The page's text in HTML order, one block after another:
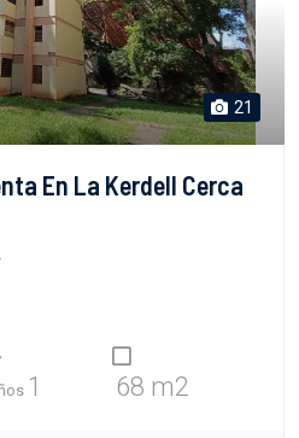
21
En La Kerdell Cerca
1 68 m2